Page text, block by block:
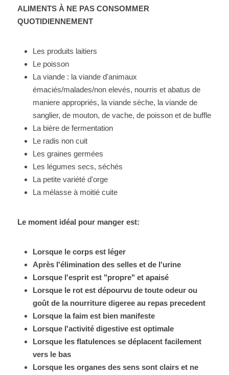
ALIMENTS À NE PAS CONSOMMER
QUOTIDIENNEMENT
Les produits laitiers
Le poisson
La viande : la viande d'animaux
émaciés/malades/non elevés, nourris et abatus de
maniere appropriés, la viande sèche, la viande de
sanglier, de mouton, de vache, de poisson et de buffle
La bière de fermentation
Le radis non cuit
Les graines germées
Les légumes secs, séchés
La petite variété d'orge
La mélasse à moitié cuite
Le moment idéal pour manger est:
Lorsque le corps est léger
Après l'élimination des selles et de l'urine
Lorsque l'esprit est "propre" et apaisé
Lorsque le rot est dépourvu de toute odeur ou
goût de la nourriture digeree au repas precedent
Lorsque la faim est bien manifeste
Lorsque l'activité digestive est optimale
Lorsque les flatulences se déplacent facilement
vers le bas
Lorsque les organes des sens sont clairs et ne